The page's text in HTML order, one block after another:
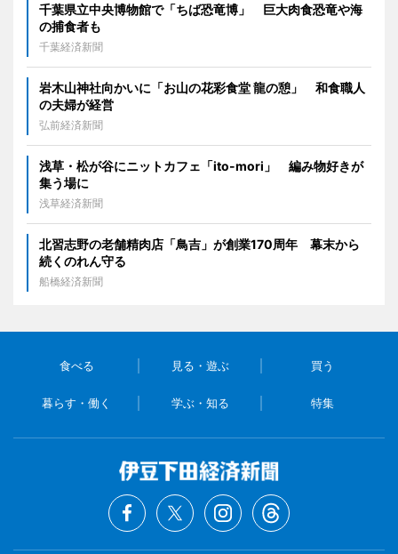
千葉県立中央博物館で「ちば恐竜博」 巨大肉食恐竜や海
の捕食者も
千葉経済新聞
岩木山神社向かいに「お山の花彩食堂 龍の憩」 和食職人
の夫婦が経営
弘前経済新聞
浅草・松が谷にニットカフェ「ito-mori」 編み物好きが
集う場に
浅草経済新聞
北習志野の老舗精肉店「鳥吉」が創業170周年 幕末から
続くのれん守る
船橋経済新聞
食べる 見る・遊ぶ 買う
暮らす・働く 学ぶ・知る 特集